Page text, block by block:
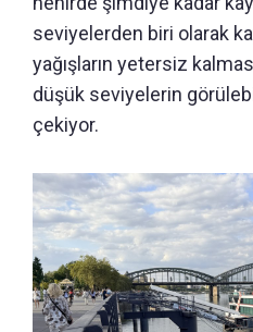
seviyelerden biri olarak
yağışların yetersiz
düşük seviyelerin
çekiyor.